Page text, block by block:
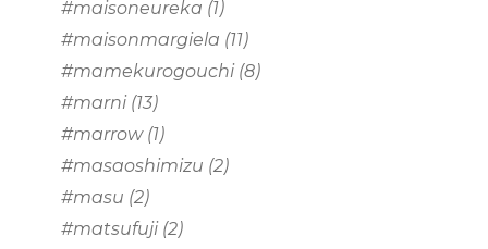
#maisoneureka (1)
#maisonmargiela (11)
#mamekurogouchi (8)
#marni (13)
#marrow(1)
#masaoshimizu (2)
#masu (2)
#matsufuji (2)